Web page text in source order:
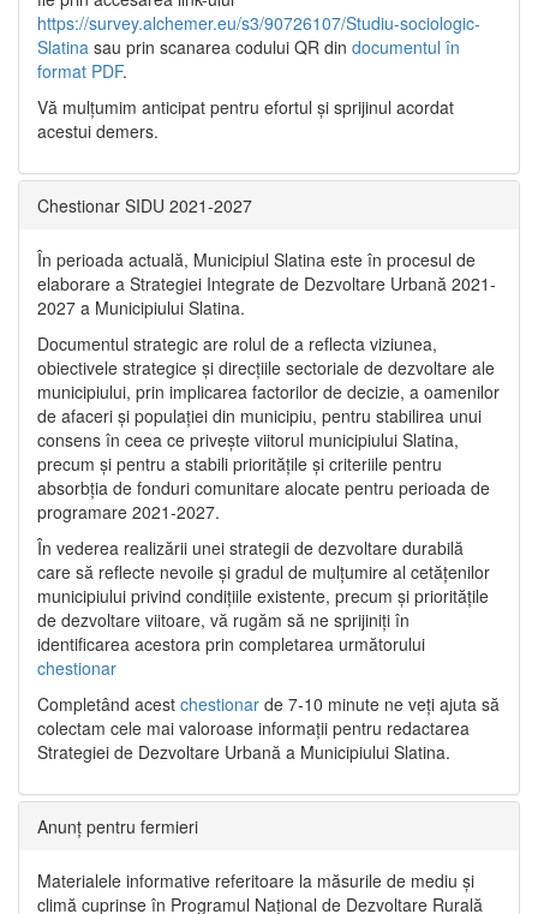
https://survey.alchemer.eu/s3/90726107/Studiu-sociologic-
Slatina sau prin scanarea codului QR din documentul în
format PDF.
Vă mulţumim anticipat pentru efortul şi sprijinul acordat
acestui demers.
Chestionar SIDU 2021-2027
În perioada actuală, Municipiul Slatina este în procesul de
elaborare a Strategiei Integrate de Dezvoltare Urbană 2021‐
2027 a Municipiului Slatina.
Documentul strategic are rolul de a reflecta viziunea,
obiectivele strategice și direcțiile sectoriale de dezvoltare ale
municipiului, prin implicarea factorilor de decizie, a oamenilor
de afaceri și populației din municipiu, pentru stabilirea unui
consens în ceea ce privește viitorul municipiului Slatina,
precum și pentru a stabili prioritățile și criteriile pentru
absorbția de fonduri comunitare alocate pentru perioada de
programare 2021-2027.
În vederea realizării unei strategii de dezvoltare durabilă
care să reflecte nevoile și gradul de mulțumire al cetățenilor
municipiului privind condițiile existente, precum și prioritățile
de dezvoltare viitoare, vă rugăm să ne sprijiniți în
identificarea acestora prin completarea următorului
chestionar
Completând acest chestionar de 7-10 minute ne veți ajuta să
colectam cele mai valoroase informații pentru redactarea
Strategiei de Dezvoltare Urbană a Municipiului Slatina.
Anunț pentru fermieri
Materialele informative referitoare la măsurile de mediu și
climă cuprinse în Programul Național de Dezvoltare Rurală